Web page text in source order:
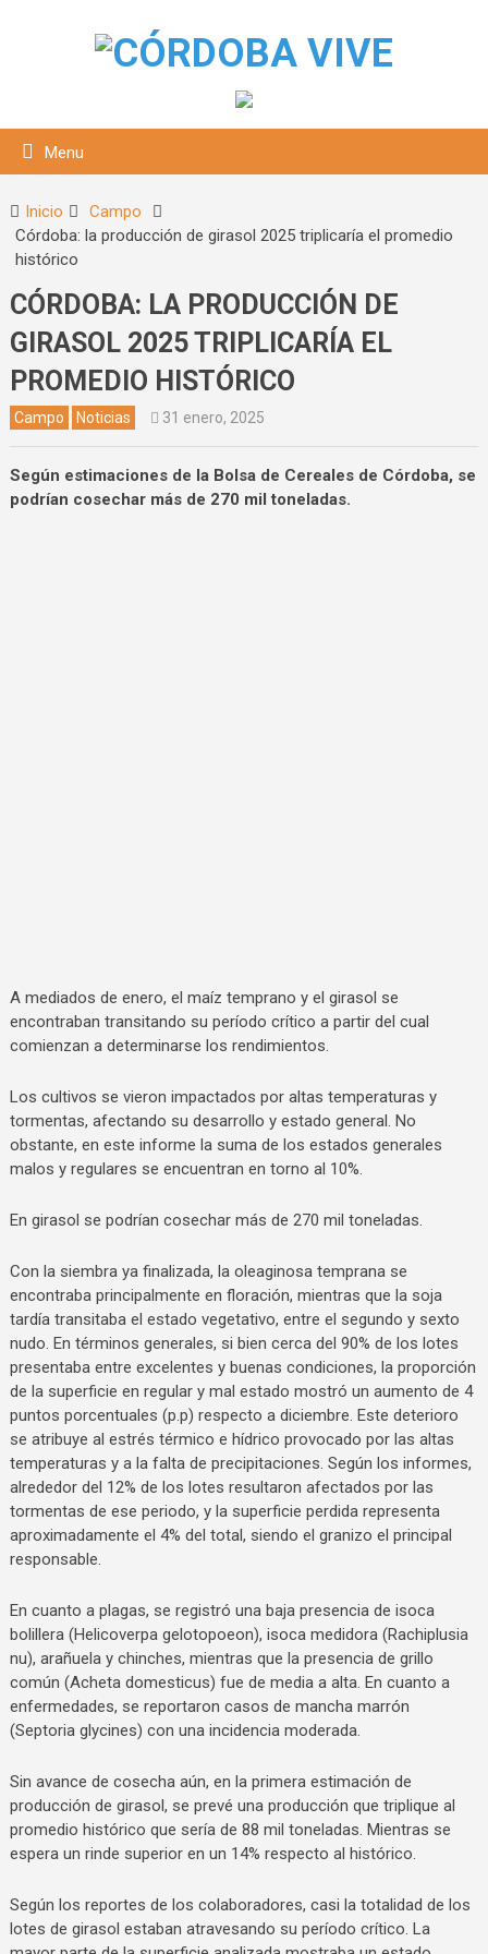
Menu
Inicio
Campo
Córdoba: la producción de girasol 2025 triplicaría el promedio
histórico
CÓRDOBA: LA PRODUCCIÓN DE
GIRASOL 2025 TRIPLICARÍA EL
PROMEDIO HISTÓRICO
Campo Noticias 31 enero, 2025
Según estimaciones de la Bolsa de Cereales de Córdoba, se
podrían cosechar más de 270 mil toneladas.
A mediados de enero, el maíz temprano y el girasol se
encontraban transitando su período crítico a partir del cual
comienzan a determinarse los rendimientos.
Los cultivos se vieron impactados por altas temperaturas y
tormentas, afectando su desarrollo y estado general. No
obstante, en este informe la suma de los estados generales
malos y regulares se encuentran en torno al 10%.
En girasol se podrían cosechar más de 270 mil toneladas.
Con la siembra ya finalizada, la oleaginosa temprana se
encontraba principalmente en floración, mientras que la soja
tardía transitaba el estado vegetativo, entre el segundo y sexto
nudo. En términos generales, si bien cerca del 90% de los lotes
presentaba entre excelentes y buenas condiciones, la proporción
de la superficie en regular y mal estado mostró un aumento de 4
puntos porcentuales (p.p) respecto a diciembre. Este deterioro
se atribuye al estrés térmico e hídrico provocado por las altas
temperaturas y a la falta de precipitaciones. Según los informes,
alrededor del 12% de los lotes resultaron afectados por las
tormentas de ese periodo, y la superficie perdida representa
aproximadamente el 4% del total, siendo el granizo el principal
responsable.
En cuanto a plagas, se registró una baja presencia de isoca
bolillera (Helicoverpa gelotopoeon), isoca medidora (Rachiplusia
nu), arañuela y chinches, mientras que la presencia de grillo
común (Acheta domesticus) fue de media a alta. En cuanto a
enfermedades, se reportaron casos de mancha marrón
(Septoria glycines) con una incidencia moderada.
Sin avance de cosecha aún, en la primera estimación de
producción de girasol, se prevé una producción que triplique al
promedio histórico que sería de 88 mil toneladas. Mientras se
espera un rinde superior en un 14% respecto al histórico.
Según los reportes de los colaboradores, casi la totalidad de los
lotes de girasol estaban atravesando su período crítico. La